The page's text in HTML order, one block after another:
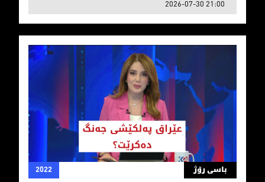
2026-07-30 21:00
عێراق په‌لكێشی جه‌نگ ده‌كرێت؟
باسی رۆژ 2022